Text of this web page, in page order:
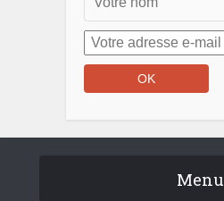
Menu